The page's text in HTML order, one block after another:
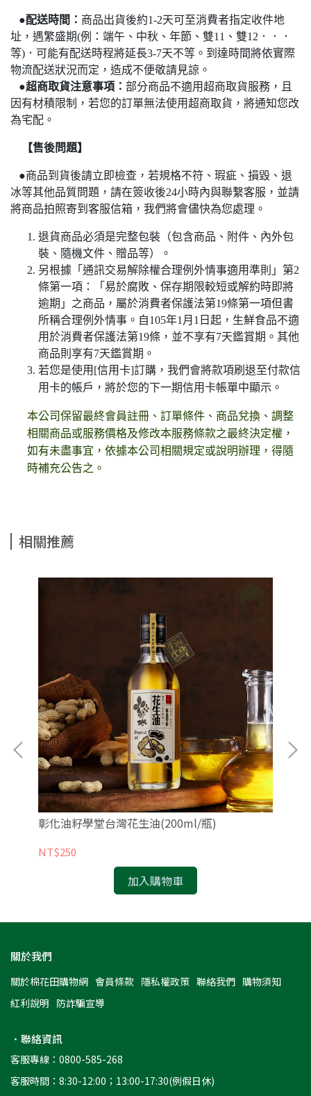
●配送時間： 商品出貨後約1-2天可至消費者指定收件地
址，遇繁盛期(例：端午、中秋、年節、雙11、雙12．．．
等)．可能有配送時程將延長3-7天不等。 到達時間將依實際
物流配送狀況而定，造成不便敬請見諒。
●超商取貨注意事項： 部分商品不適用超商取貨服務，且
因有材積限制，若您的訂單無法使用超商取貨，將通知您改
為宅配 。
【售後問題】
●商品到貨後請立即檢查，若規格不符、瑕疵、損毀、退
冰等其他品質問題，請在簽收後24小時內與聯繫客服，並請
將商品拍照寄到客服信箱，我們將會儘快為您處理。
退貨商品必須是完整包裝（包含商品、附件、內外包
裝、隨機文件、贈品等）。
另根據「通訊交易解除權合理例外情事適用準則」第2
條第一項：「易於腐敗、保存期限較短或解約時即將
逾期」之商品，屬於消費者保護法第19條第一項但書
所稱合理例外情事。自105年1月1日起，生鮮食品不適
用於消費者保護法第19條，並不享有7天鑑賞期。其他
商品則享有7天鑑賞期。
若您是使用[信用卡]訂購，我們會將款項刷退至付款信
用卡的帳戶，將於您的下一期信用卡帳單中顯示。
本公司保留最終會員註冊、訂單條件、商品兌換、調整
相關商品或服務價格及修改本服務條款之最終決定權，
如有未盡事宜，依據本公司相關規定或說明辦理，得隨
時補充公告之。
相關推薦
彰化油籽學堂台灣花生油(200ml/瓶)
NT$250
加入購物車
關於我們
關於棉花田購物網 會員條款 隱私權政策 聯絡我們 購物須知
紅利說明 防詐騙宣導
．聯絡資訊
客服專線：0800-585-268
客服時間：8:30-12:00；13:00-17:30(例假日休)